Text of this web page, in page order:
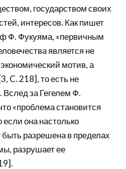
государством своих
интересов. Как пишет
Ф. Фукуяма, «первичным
является не
мотив, а
C. 218], то есть не
за Гегелем Ф.
«проблема становится
она настолько
быть разрешена в пределах
разрушает ее